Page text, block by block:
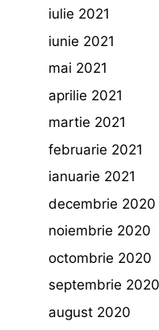
iulie 2021
iunie 2021
mai 2021
aprilie 2021
martie 2021
februarie 2021
ianuarie 2021
decembrie 2020
noiembrie 2020
octombrie 2020
septembrie 2020
august 2020